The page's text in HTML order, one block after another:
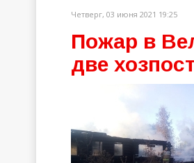
Четверг, 03 июня 2021 19:25
Пожар в
две